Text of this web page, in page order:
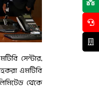
সেন্টার,
এমটিবি
থেকে